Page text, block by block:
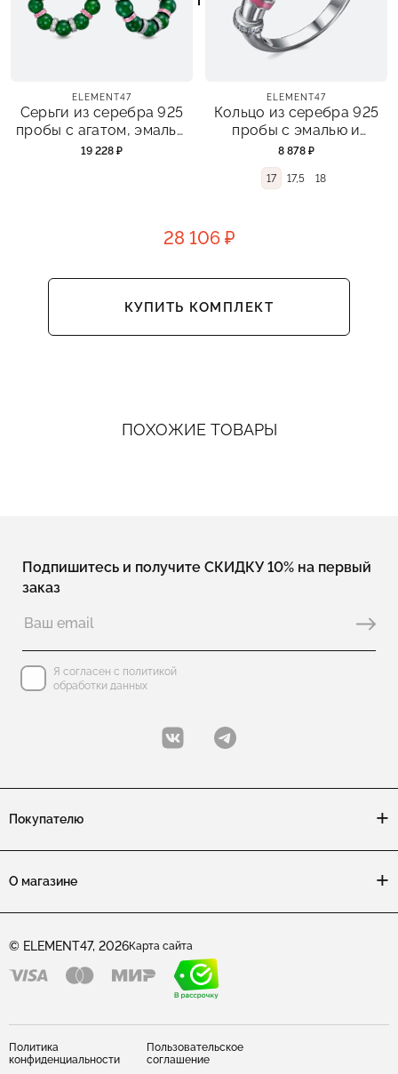
ELEMENT47
Серьги из серебра 925
пробы с агатом, эмалью
и фианитами
19 228 ₽
ELEMENT47
Кольцо из серебра 925
пробы с эмалью и
фианитами
8 878 ₽
17 17,5 18
28 106 ₽
КУПИТЬ КОМПЛЕКТ
ПОХОЖИЕ ТОВАРЫ
Подпишитесь и получите СКИДКУ 10% на первый
заказ
Я согласен с политикой
обработки данных
Покупателю
О магазине
© ELEMENT47, 2026Карта сайта
Политика
конфиденциальности
Пользовательское
соглашение